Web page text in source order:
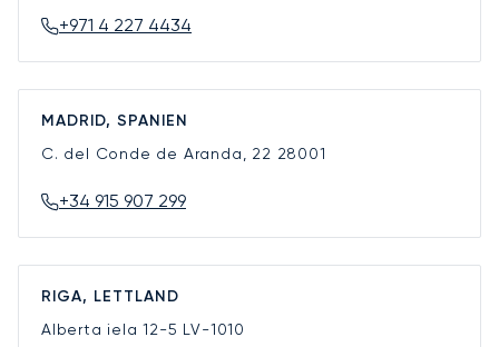
+971 4 227 4434
MADRID, SPANIEN
C. del Conde de Aranda, 22 28001
+34 915 907 299
RIGA, LETTLAND
Alberta iela 12-5 LV-1010